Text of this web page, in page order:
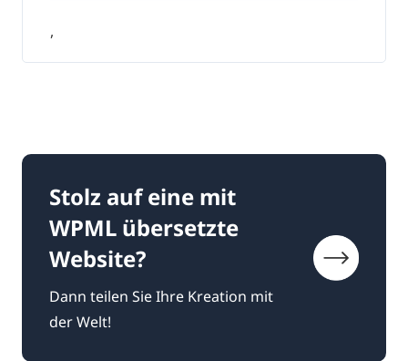
,
Stolz auf eine mit
WPML übersetzte
Website?
Dann teilen Sie Ihre Kreation mit
der Welt!